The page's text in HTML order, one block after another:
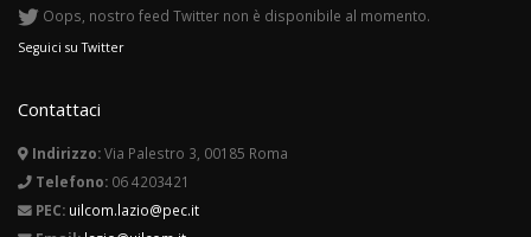
Oops, nostro feed Twitter non è disponibile al momento.
Contattaci
uilcom.lazio@pec.it